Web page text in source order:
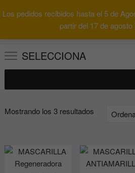
Los pedidos recibidos hasta el 5 de
partir del 17 de agosto
al
SELECCIONA
Mostrando los 3 resultadosOrdenado
últimos